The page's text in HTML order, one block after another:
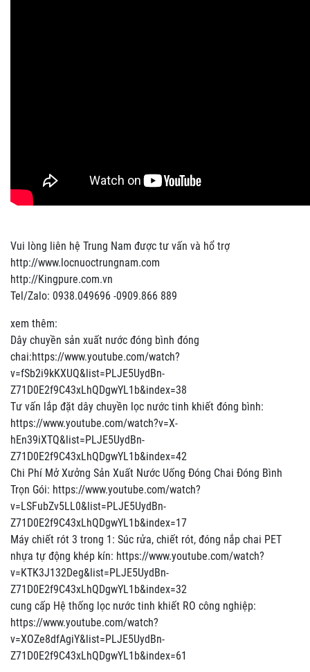
Vui lòng liên hệ Trung Nam được tư vấn và hổ trợ
http://www.locnuoctrungnam.com
http://Kingpure.com.vn
Tel/Zalo: 0938.049696 -0909.866 889
xem thêm:
Dây chuyền sản xuất nước đóng bình đóng
chai:https://www.youtube.com/watch?
v=fSb2i9kKXUQ&list=PLJE5UydBn-
Z71D0E2f9C43xLhQDgwYL1b&index=38
Tư vấn lắp đặt dây chuyền lọc nước tinh khiết đóng bình:
https://www.youtube.com/watch?v=X-
hEn39iXTQ&list=PLJE5UydBn-
Z71D0E2f9C43xLhQDgwYL1b&index=42
Chi Phí Mở Xưởng Sản Xuất Nước Uống Đóng Chai Đóng Bình
Trọn Gói: https://www.youtube.com/watch?
v=LSFubZv5LL0&list=PLJE5UydBn-
Z71D0E2f9C43xLhQDgwYL1b&index=17
Máy chiết rót 3 trong 1: Súc rửa, chiết rót, đóng nắp chai PET
nhựa tự động khép kín: https://www.youtube.com/watch?
v=KTK3J132Deg&list=PLJE5UydBn-
Z71D0E2f9C43xLhQDgwYL1b&index=32
cung cấp Hệ thống lọc nước tinh khiết RO công nghiệp:
https://www.youtube.com/watch?
v=XOZe8dfAgiY&list=PLJE5UydBn-
Z71D0E2f9C43xLhQDgwYL1b&index=61